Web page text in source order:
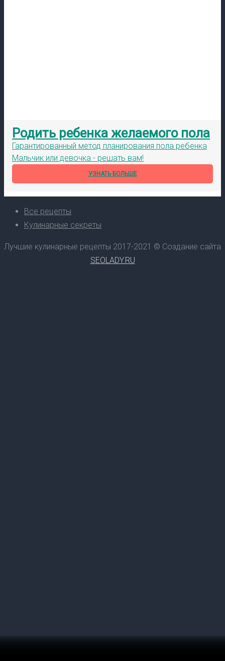
Родить ребенка желаемого пола
Гарантированный метод планирования пола ребенка
Мальчик или девочка - решать вам!
УЗНАТЬ БОЛЬШЕ
Все рецепты
Кулинарные секреты
Лучшие кулинарные рецепты 2017-2021 © Создание сайта
SEOLADY.RU